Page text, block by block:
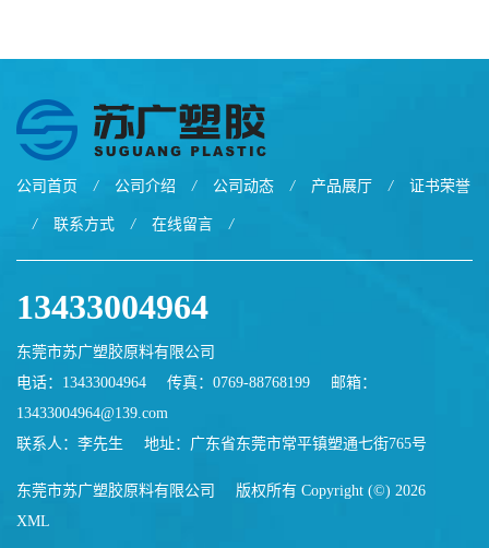
公司首页 / 公司介绍 / 公司动态 / 产品展厅 / 证书荣誉
/ 联系方式 / 在线留言 /
13433004964
东莞市苏广塑胶原料有限公司
电话：13433004964
传真：0769-88768199
邮箱：
13433004964@139.com
联系人：李先生
地址：广东省东莞市常平镇塑通七街765号
东莞市苏广塑胶原料有限公司
版权所有 Copyright (©) 2026
XML